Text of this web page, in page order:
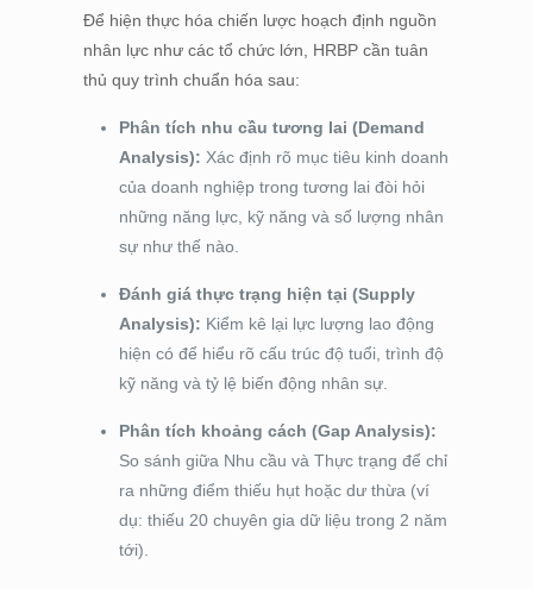
Để hiện thực hóa chiến lược hoạch định nguồn
nhân lực như các tổ chức lớn, HRBP cần tuân
thủ quy trình chuẩn hóa sau:
Phân tích nhu cầu tương lai (Demand
Analysis): Xác định rõ mục tiêu kinh doanh
của doanh nghiệp trong tương lai đòi hỏi
những năng lực, kỹ năng và số lượng nhân
sự như thế nào.
Đánh giá thực trạng hiện tại (Supply
Analysis): Kiểm kê lại lực lượng lao động
hiện có để hiểu rõ cấu trúc độ tuổi, trình độ
kỹ năng và tỷ lệ biến động nhân sự.
Phân tích khoảng cách (Gap Analysis):
So sánh giữa Nhu cầu và Thực trạng để chỉ
ra những điểm thiếu hụt hoặc dư thừa (ví
dụ: thiếu 20 chuyên gia dữ liệu trong 2 năm
tới).